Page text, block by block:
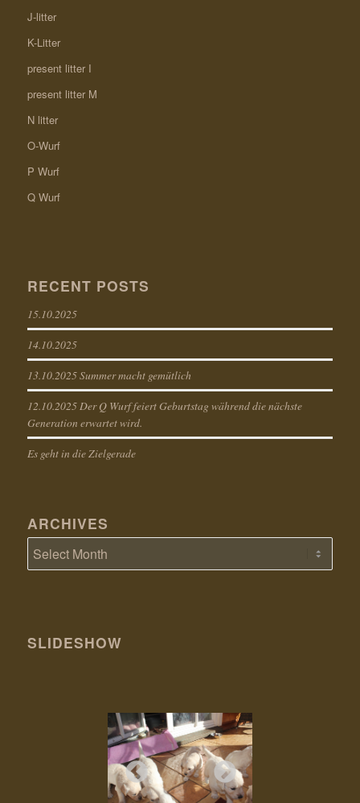
J-litter
K-Litter
present litter I
present litter M
N litter
O-Wurf
P Wurf
Q Wurf
RECENT POSTS
15.10.2025
14.10.2025
13.10.2025 Summer macht gemütlich
12.10.2025 Der Q Wurf feiert Geburtstag während die nächste
Generation erwartet wird.
Es geht in die Zielgerade
ARCHIVES
SLIDESHOW